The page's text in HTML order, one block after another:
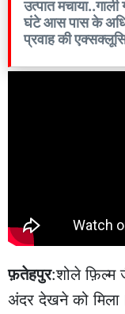
उत्पात
घंटे आस पास के
प्रवाह की
फ़तेहपुर:शोले फ़िल्म
अंदर देखने को